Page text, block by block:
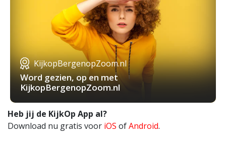
KijkopBergenopZoom.nl
Word gezien, op en met
KijkopBergenopZoom.nl
Heb jij de KijkOp App al?
Download nu gratis voor iOS ofAndroid.